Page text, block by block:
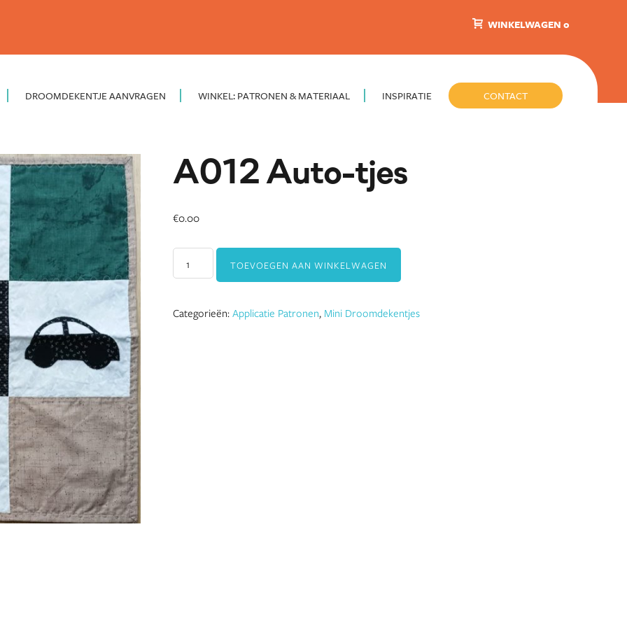
WINKELWAGEN 0
DROOMDEKENTJE AANVRAGEN WINKEL: PATRONEN & MATERIAAL INSPIRATIE CONTACT
A012 Auto-tjes
€0.00
Auto-
aantal
TOEVOEGEN AAN WINKELWAGEN
Categorieën: Applicatie Patronen, Mini Droomdekentjes